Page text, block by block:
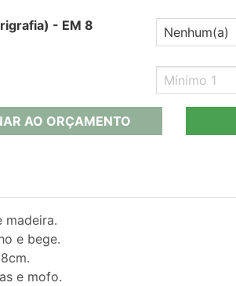
- EM 8
AO ORÇAMENTO
madeira.
e bege.
e mofo.